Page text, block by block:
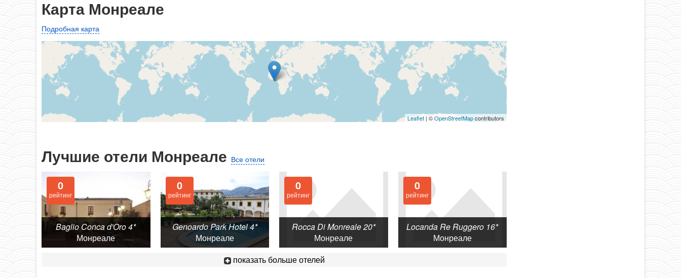
Карта Монреале
Подробная карта
Leaflet | ©OpenStreetMapcontributors
Лучшие отели Монреале Все отели
0
рейтинг
Baglio Conca d'Oro 4*
Монреале
0
рейтинг
Genoardo Park Hotel 4*
Монреале
0
рейтинг
Rocca Di Monreale 20*
Монреале
0
рейтинг
Locanda Re Ruggero 16*
Монреале
показать больше отелей